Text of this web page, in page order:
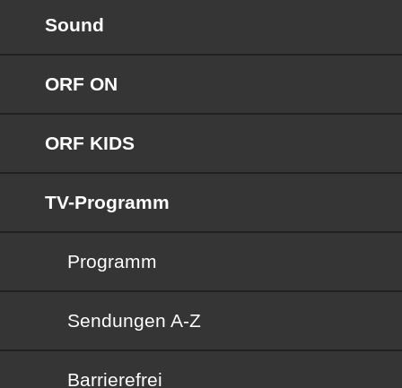
Sound
ORF ON
ORF KIDS
TV-Programm
Programm
Sendungen von A bis Z
Sendungen A-Z
Barrierefrei
Barrierefrei